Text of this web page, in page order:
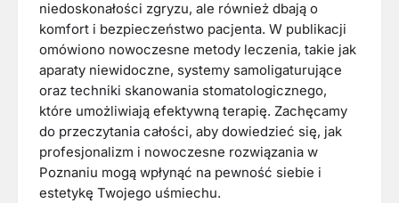
niedoskonałości zgryzu, ale również dbają o
komfort i bezpieczeństwo pacjenta. W publikacji
omówiono nowoczesne metody leczenia, takie jak
aparaty niewidoczne, systemy samoligaturujące
oraz techniki skanowania stomatologicznego,
które umożliwiają efektywną terapię. Zachęcamy
do przeczytania całości, aby dowiedzieć się, jak
profesjonalizm i nowoczesne rozwiązania w
Poznaniu mogą wpłynąć na pewność siebie i
estetykę Twojego uśmiechu.